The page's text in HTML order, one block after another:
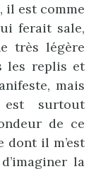
il est comme
ferait sale,
très légère
les replis et
mais
est surtout
de ce
dont il m’est
la